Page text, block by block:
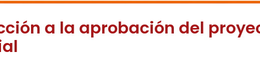
a la aprobación del